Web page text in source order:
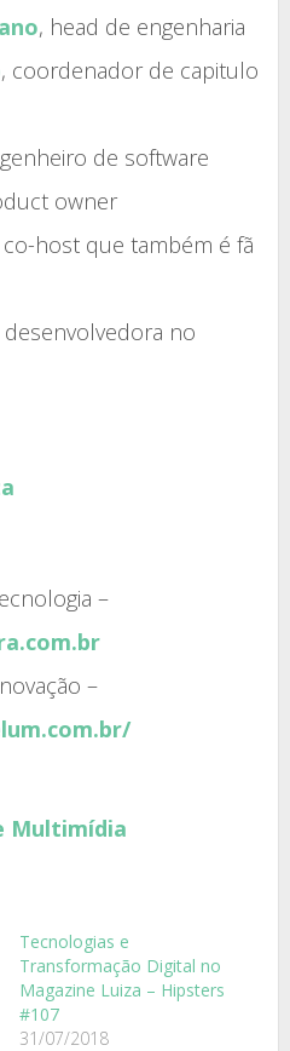
, head de engenharia
, coordenador de capitulo
de software
owner
co-host que também é fã
desenvolvedora no
–
–
Multimídia
Tecnologias e
Transformação Digital no
Magazine Luiza – Hipsters
#107
31/07/2018